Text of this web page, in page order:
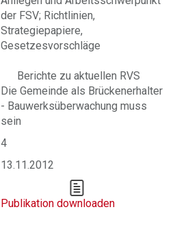
der FSV; Richtlinien,
Strategiepapiere,
Gesetzesvorschläge
Berichte zu aktuellen RVS
Die Gemeinde als Brückenerhalter
- Bauwerksüberwachung muss
sein
4
13.11.2012
Publikation downloaden